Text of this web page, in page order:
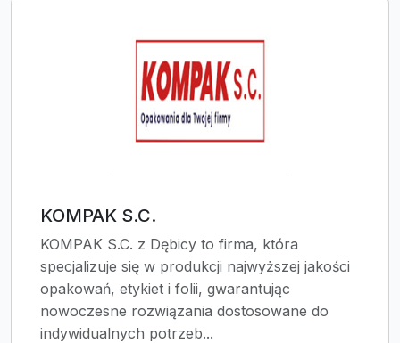
KOMPAK S.C.
KOMPAK S.C. z Dębicy to firma, która
specjalizuje się w produkcji najwyższej jakości
opakowań, etykiet i folii, gwarantując
nowoczesne rozwiązania dostosowane do
indywidualnych potrzeb...